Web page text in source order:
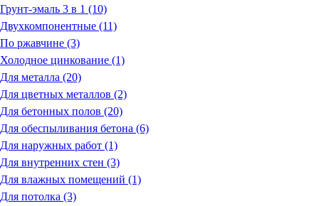
Грунт-эмаль 3 в 1 (10)
Двухкомпонентные (11)
По ржавчине (3)
Холодное цинкование (1)
Для металла (20)
Для цветных металлов (2)
Для бетонных полов (20)
Для обеспыливания бетона (6)
Для наружных работ (1)
Для внутренних стен (3)
Для влажных помещений (1)
Для потолка (3)